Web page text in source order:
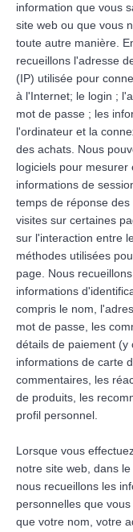
information que vous
site web ou que vous
toute autre manière.
recueillons l'adresse
(IP) utilisée pour
à l'Internet; le login ;
mot de passe ; les
l'ordinateur et la
des achats. Nous
logiciels pour mesurer
informations de
temps de réponse
visites sur certaines
sur l'interaction entre
méthodes utilisées
page. Nous
informations
compris le nom,
mot de passe, les
détails de paiement (y
informations de carte
commentaires, les
de produits, les
profil personnel.
Lorsque vous
notre site web, dans
nous recueillons les
personnelles que
que votre nom, votre